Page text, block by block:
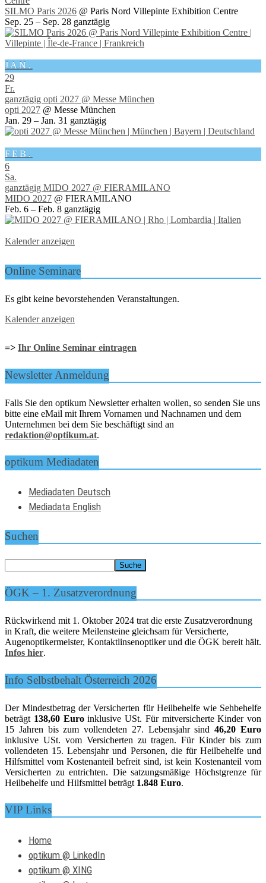
SILMO Paris 2026 @ Paris Nord Villepinte Exhibition Centre
Sep. 25 – Sep. 28 ganztägig
JAN.
29
Fr.
ganztägig opti 2027 @ Messe München
opti 2027 @ Messe München
Jan. 29 – Jan. 31 ganztägig
FEB.
6
Sa.
ganztägig MIDO 2027 @ FIERAMILANO
MIDO 2027 @ FIERAMILANO
Feb. 6 – Feb. 8 ganztägig
Kalender anzeigen
Online Seminare
Es gibt keine bevorstehenden Veranstaltungen.
Kalender anzeigen
=> Ihr Online Seminar eintragen
Newsletter Anmeldung
Falls Sie den optikum Newsletter erhalten wollen, so senden Sie uns
bitte eine eMail mit Ihrem Vornamen und Nachnamen und dem
Unternehmen bei dem Sie beschäftigt sind an
redaktion@optikum.at.
optikum Mediadaten
Mediadaten Deutsch
Mediadata English
Suchen
ÖGK – 1. Zusatzverordnung
Rückwirkend mit 1. Oktober 2024 trat die erste Zusatzverordnung
in Kraft, die weitere Meilensteine gleichsam für Versicherte,
Augenoptikermeister, Kontaktlinsenoptiker und die ÖGK bereit hält.
Infos hier.
Info Selbstbehalt Österreich 2026
Der Mindestbetrag der Versicherten für Heilbehelfe wie Sehbehelfe
beträgt 138,60 Euroinklusive USt. Für mitversicherte Kinder von
15 Jahren bis zum vollendeten 27. Lebensjahr sind46,20 Euro
inklusive USt. vom Versicherten zu tragen. Für Kinder bis zum
vollendeten 15. Lebensjahr und Personen, die für Heilbehelfe und
Hilfsmittel vom Kostenanteil befreit sind, ist kein Kostenanteil vom
Versicherten zu entrichten. Die satzungsmäßige Höchstgrenze für
Heilbehelfe und Hilfsmittel beträgt 1.848 Euro.
VIP Links
Home
optikum @ LinkedIn
optikum @ XING